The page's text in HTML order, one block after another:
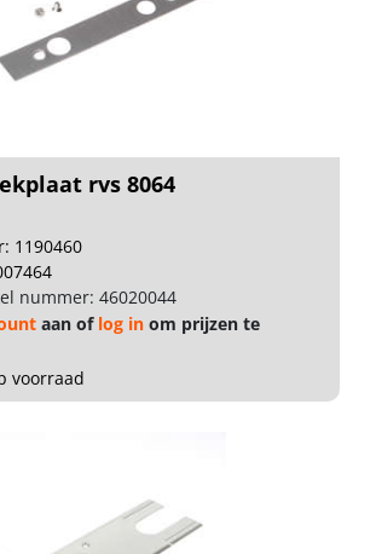
rvs 8064
1190460
nummer: 46020044
aan of log in om prijzen te
voorraad